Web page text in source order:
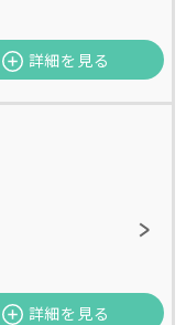
詳細を見る
詳細を見る